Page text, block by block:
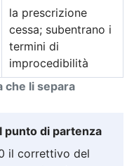
che li separa
la prescrizione
cessa; subentrano i
termini di
improcedibilità
punto di partenza
il correttivo del